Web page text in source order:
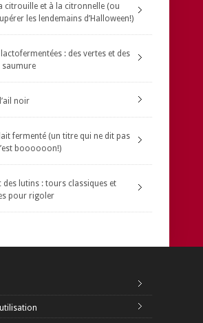
citrouille et à la citronnelle (ou
les lendemains d’Halloween!)
: des vertes et des
saumure
noir
fermenté (un titre qui ne dit pas
boooooon!)
des lutins : tours classiques et
pour rigoler